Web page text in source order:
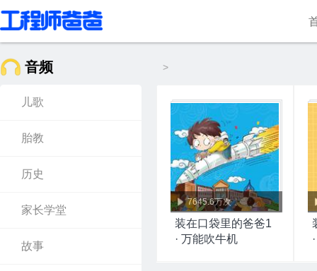
音频 >
儿歌
胎教
历史
家长学堂
故事
7645.6万次
装在口袋里的爸爸1
· 万能吹牛机